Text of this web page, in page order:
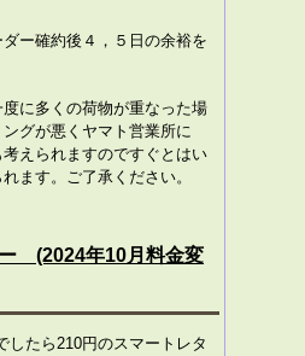
ー確約後４，５日の余裕を
に多くの荷物が重なった場
グが悪くヤマト営業所に
考えられますのですぐとはい
ます。ご了承ください。
ー (2024年10月料金変
したら210円のスマートレタ